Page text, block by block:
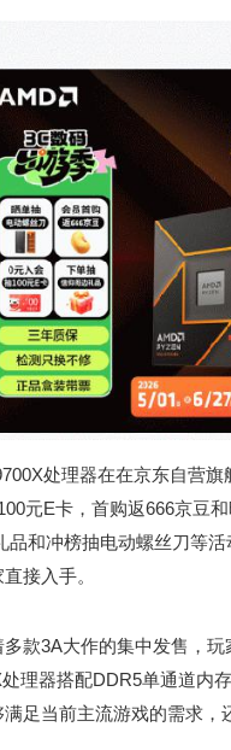
处理器在在京东自营
元E卡，首购返666京豆
品和冲榜抽电动螺丝刀等
接入手。
款3A大作的集中发售，
理器搭配DDR5单通道内
足当前主流游戏的需求，